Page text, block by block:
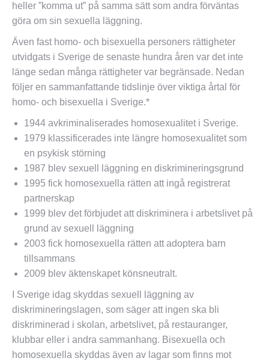
heller ”komma ut” på samma sätt som andra förväntas
göra om sin sexuella läggning.
Även fast homo- och bisexuella personers rättigheter
utvidgats i Sverige de senaste hundra åren var det inte
länge sedan många rättigheter var begränsade. Nedan
följer en sammanfattande tidslinje över viktiga årtal för
homo- och bisexuella i Sverige.*
1944 avkriminaliserades homosexualitet i Sverige.
1979 klassificerades inte längre homosexualitet som
en psykisk störning
1987 blev sexuell läggning en diskrimineringsgrund
1995 fick homosexuella rätten att ingå registrerat
partnerskap
1999 blev det förbjudet att diskriminera i arbetslivet på
grund av sexuell läggning
2003 fick homosexuella rätten att adoptera barn
tillsammans
2009 blev äktenskapet könsneutralt.
I Sverige idag skyddas sexuell läggning av
diskrimineringslagen, som säger att ingen ska bli
diskriminerad i skolan, arbetslivet, på restauranger,
klubbar eller i andra sammanhang. Bisexuella och
homosexuella skyddas även av lagar som finns mot